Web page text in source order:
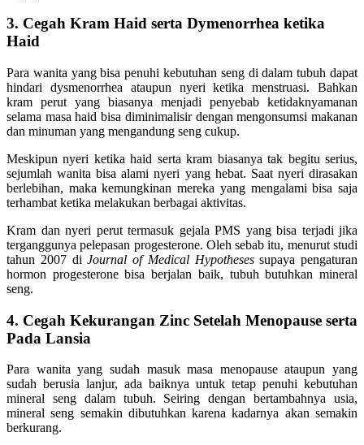
3. Cegah Kram Haid serta Dymenorrhea ketika
Haid
Para wanita yang bisa penuhi kebutuhan seng di dalam tubuh dapat
hindari dysmenorrhea ataupun nyeri ketika menstruasi. Bahkan
kram perut yang biasanya menjadi penyebab ketidaknyamanan
selama masa haid bisa diminimalisir dengan mengonsumsi makanan
dan minuman yang mengandung seng cukup.
Meskipun nyeri ketika haid serta kram biasanya tak begitu serius,
sejumlah wanita bisa alami nyeri yang hebat. Saat nyeri dirasakan
berlebihan, maka kemungkinan mereka yang mengalami bisa saja
terhambat ketika melakukan berbagai aktivitas.
Kram dan nyeri perut termasuk gejala PMS yang bisa terjadi jika
terganggunya pelepasan progesterone. Oleh sebab itu, menurut studi
tahun 2007 diJournal of Medical Hypothesessupaya pengaturan
hormon progesterone bisa berjalan baik, tubuh butuhkan mineral
seng.
4. Cegah Kekurangan Zinc Setelah Menopause serta
Pada Lansia
Para wanita yang sudah masuk masa menopause ataupun yang
sudah berusia lanjur, ada baiknya untuk tetap penuhi kebutuhan
mineral seng dalam tubuh. Seiring dengan bertambahnya usia,
mineral seng semakin dibutuhkan karena kadarnya akan semakin
berkurang.